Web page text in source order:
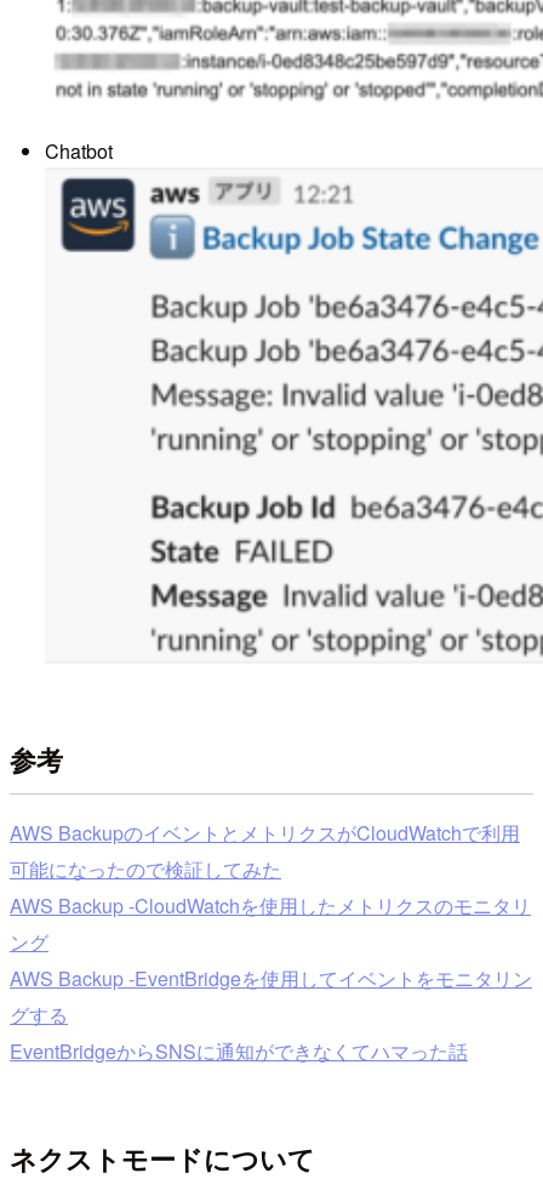
Chatbot
参考
AWS BackupのイベントとメトリクスがCloudWatchで利用
可能になったので検証してみた
AWS Backup -CloudWatchを使用したメトリクスのモニタリ
ング
AWS Backup -EventBridgeを使用してイベントをモニタリン
グする
EventBridgeからSNSに通知ができなくてハマった話
ネクストモードについて